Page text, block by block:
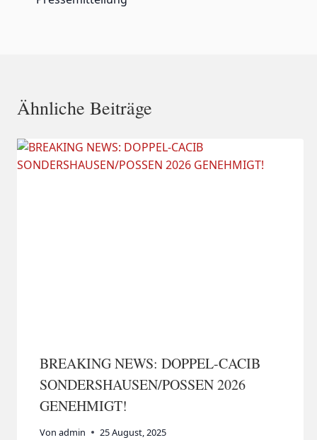
k
Ähnliche Beiträge
BREAKING NEWS: DOPPEL-CACIB
SONDERSHAUSEN/POSSEN 2026
GENEHMIGT!
Von admin 25 August, 2025